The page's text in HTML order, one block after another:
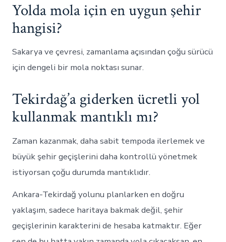
Yolda mola için en uygun şehir
hangisi?
Sakarya ve çevresi, zamanlama açısından çoğu sürücü
için dengeli bir mola noktası sunar.
Tekirdağ’a giderken ücretli yol
kullanmak mantıklı mı?
Zaman kazanmak, daha sabit tempoda ilerlemek ve
büyük şehir geçişlerini daha kontrollü yönetmek
istiyorsan çoğu durumda mantıklıdır.
Ankara-Tekirdağ yolunu planlarken en doğru
yaklaşım, sadece haritaya bakmak değil, şehir
geçişlerinin karakterini de hesaba katmaktır. Eğer